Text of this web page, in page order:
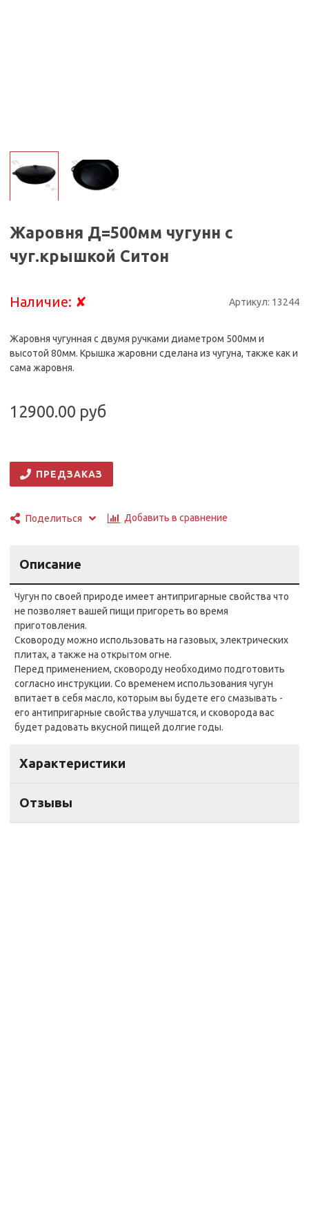
Жаровня Д=500мм чугунн с
чуг.крышкой Ситон
Наличие: ✘ Артикул: 13244
Жаровня чугунная с двумя ручками диаметром 500мм и
высотой 80мм. Крышка жаровни сделана из чугуна, также как и
сама жаровня.
12900.00 руб
ПРЕДЗАКАЗ
Поделиться Добавить в сравнение
Описание
Чугун по своей природе имеет антипригарные свойства что
не позволяет вашей пищи пригореть во время
приготовления.
Сковороду можно использовать на газовых, электрических
плитах, а также на открытом огне.
Перед применением, сковороду необходимо подготовить
согласно инструкции. Со временем использования чугун
впитает в себя масло, которым вы будете его смазывать -
его антипригарные свойства улучшатся, и сковорода вас
будет радовать вкусной пищей долгие годы.
Характеристики
Отзывы